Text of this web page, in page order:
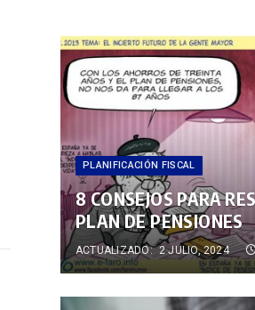
PLANIFICACIÓN FISCAL
8 CONSEJOS PARA
PLAN DE PENSIONES
ACTUALIZADO: 2 JULIO, 2024